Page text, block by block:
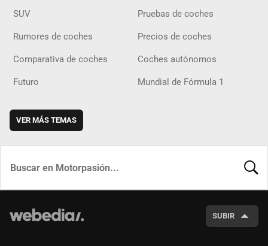
SUV Pruebas de coches
Rumores de coches Precios de coches
Comparativa de coches Coches autónomos
Futuro Mundial de Fórmula 1
VER MÁS TEMAS
SUBIR